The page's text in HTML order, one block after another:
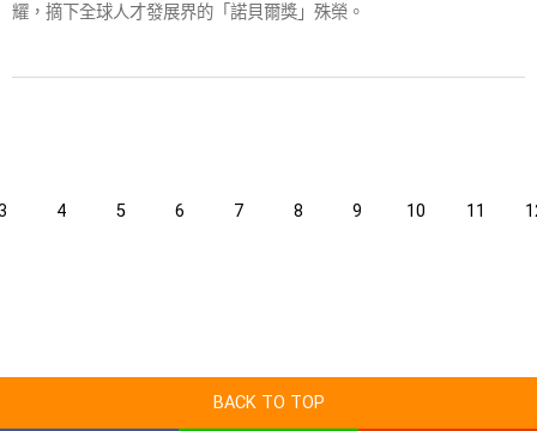
耀，摘下全球人才發展界的「諾貝爾獎」殊榮。
4 5 6 7 8 9 10 11
BACK TO TOP